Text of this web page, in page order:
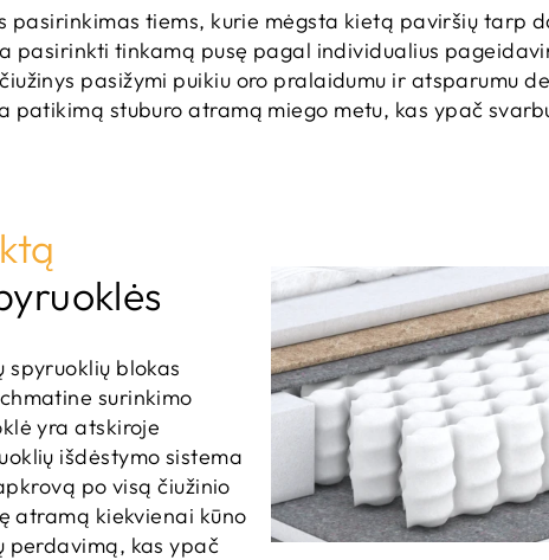
pasirinkimas tiems, kurie mėgsta kietą paviršių tarp
pasirinkti tinkamą pusę pagal individualius
pasižymi puikiu oro pralaidumu ir atsparumu
patikimą stuburo atramą miego metu, kas ypač
spyruoklių blokas
surinkimo
yra atskiroje
išdėstymo sistema
po visą čiužinio
atramą kiekvienai kūno
perdavimą, kas ypač